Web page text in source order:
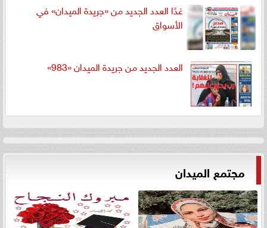
غدًا العدد الجديد من «جريدة الميدان» في
الأسواق
العدد الجديد من جريدة الميدان «983»
مجتمع الميدان